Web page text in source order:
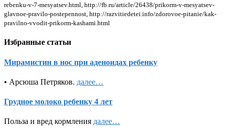
rebenku-v-7-mesyatsev.html, http://fb.ru/article/26438/prikorm-v-mesyatsev-
glavnoe-pravilo-postepennost, http://razvitiedetei.info/zdorovoe-pitanie/kak-
pravilno-vvodit-prikorm-kashami.html
Избранные статьи
Мирамистин в нос при аденоидах ребенку
• Арсюша Петряков. далее…
Грудное молоко ребенку 4 лет
Польза и вред кормления далее…